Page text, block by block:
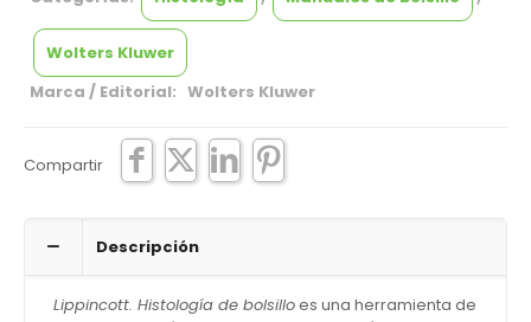
Wolters Kluwer
Marca / Editorial: Wolters Kluwer
Compartir
Descripción
Lippincott. Histología de bolsilloes una herramienta de